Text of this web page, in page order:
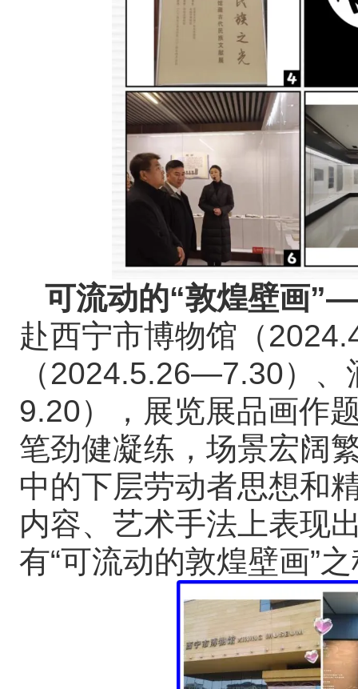
可流动的“敦煌壁画
赴西宁市博物馆（
（2024.5.26—7.30）
9.20），展览展品画作
笔劲健凝练，场景宏阔
中的下层劳动者思想和
内容、艺术手法上表现
有“可流动的敦煌壁画”